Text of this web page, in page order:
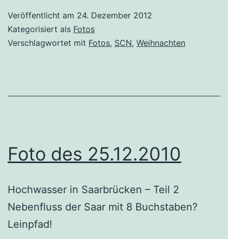
Veröffentlicht am 24. Dezember 2012
Kategorisiert als Fotos
Verschlagwortet mit Fotos, SCN, Weihnachten
Foto des 25.12.2010
Hochwasser in Saarbrücken – Teil 2
Nebenfluss der Saar mit 8 Buchstaben?
Leinpfad!